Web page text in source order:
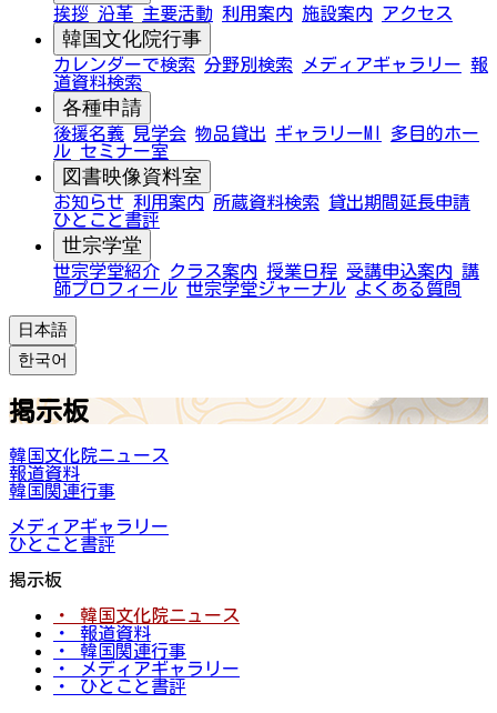
挨拶 沿革 主要活動 利用案内 施設案内 アクセス
韓国文化院行事
カレンダーで検索 分野別検索 メディアギャラリー 報
道資料検索
各種申請
後援名義 見学会 物品貸出 ギャラリーMI
多目的ホー
ル セミナー室
図書映像資料室
お知らせ 利用案内 所蔵資料検索
貸出期間延長申請
ひとこと書評
世宗学堂
世宗学堂紹介 クラス案内 授業日程 受講申込案内 講
師プロフィール 世宗学堂ジャーナル よくある質問
日本語
한국어
掲示板
韓国文化院ニュース
報道資料
韓国関連行事
メディアギャラリー
ひとこと書評
掲示板
・ 韓国文化院ニュース
・ 報道資料
・ 韓国関連行事
・ メディアギャラリー
・ ひとこと書評